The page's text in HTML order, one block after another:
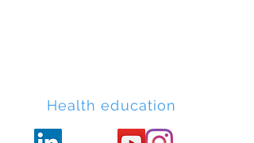
Health education